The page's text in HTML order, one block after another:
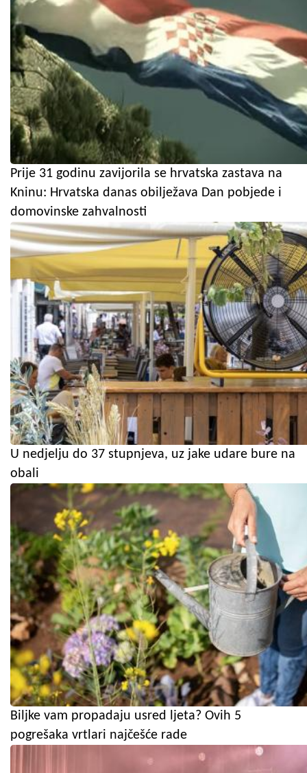
Prije 31 godinu zavijorila se hrvatska zastava na
Kninu: Hrvatska danas obilježava Dan pobjede i
domovinske zahvalnosti
U nedjelju do 37 stupnjeva, uz jake udare bure na
obali
Biljke vam propadaju usred ljeta? Ovih 5
pogrešaka vrtlari najčešće rade